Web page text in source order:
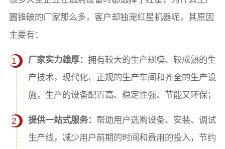
圆锥破的厂家那么多，客户却独宠红星机器呢，其原因
主要有：
1 厂家实力雄厚： 拥有较大的生产规模、较成熟的生
产技术，现代化、正规的生产车间和齐全的生产设
施，生产的设备配置高、稳定性强、节能又环保；
2 提供一站式服务： 帮助用户选购设备、安装、调试
生产线，减少用户前期的时间和费用的投入，节约